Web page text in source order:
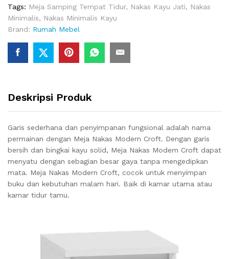
Tags: Meja Samping Tempat Tidur, Nakas Kayu Jati, Nakas
Minimalis, Nakas Minimalis Kayu
Brand: Rumah Mebel
Deskripsi Produk
Garis sederhana dan penyimpanan fungsional adalah nama
permainan dengan Meja Nakas Modern Croft. Dengan garis
bersih dan bingkai kayu solid, Meja Nakas Modern Croft dapat
menyatu dengan sebagian besar gaya tanpa mengedipkan
mata. Meja Nakas Modern Croft, cocok untuk menyimpan
buku dan kebutuhan malam hari. Baik di kamar utama atau
kamar tidur tamu.